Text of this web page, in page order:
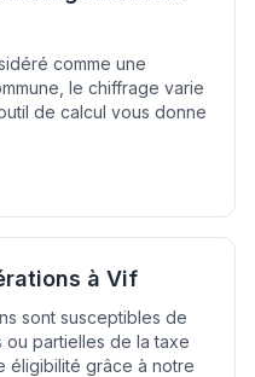
comme une
le chiffrage varie
de calcul vous donne
à Vif
sont susceptibles de
partielles de la taxe
éligibilité grâce à notre